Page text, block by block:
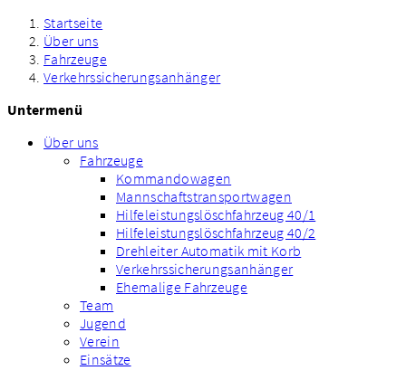
Startseite
Über uns
Fahrzeuge
Verkehrssicherungsanhänger
Untermenü
Über uns
Fahrzeuge
Kommandowagen
Mannschaftstransportwagen
Hilfeleistungslöschfahrzeug 40/1
Hilfeleistungslöschfahrzeug 40/2
Drehleiter Automatik mit Korb
Verkehrssicherungsanhänger
Ehemalige Fahrzeuge
Team
Jugend
Verein
Einsätze